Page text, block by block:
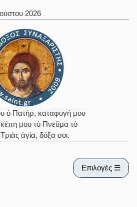
2026
ὁ Πατήρ, καταφυγή μου
μου τὸ Πνεῦμα τὸ
ἁγία, δόξα σοι.
Επιλογές ☰